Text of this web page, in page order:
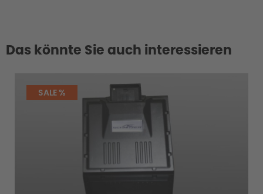
Das könnte Sie auch interessieren
SALE %